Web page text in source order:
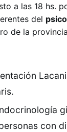
a las 18 hs.
del
de la
con